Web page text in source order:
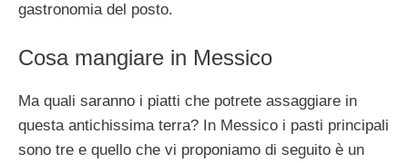
gastronomia del posto.
Cosa mangiare in Messico
Ma quali saranno i piatti che potrete assaggiare in
questa antichissima terra? In Messico i pasti principali
sono tre e quello che vi proponiamo di seguito è un